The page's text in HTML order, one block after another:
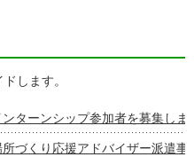
します。
ターンシップ参加者を募集しま
づくり応援アドバイザー派遣事